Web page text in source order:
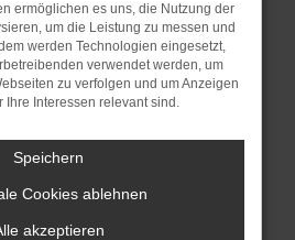
und Jahreswagen.
Schmitz ist die Nähe zur
nach dem Autokauf für Sie –
ermöglichen es uns, die Nutzung der
um die Leistung zu messen und
werden Technologien eingesetzt,
verwendet werden, um
zu verfolgen und um Anzeigen
Ihre Interessen relevant sind.
Speichern
Cookies ablehnen
akzeptieren